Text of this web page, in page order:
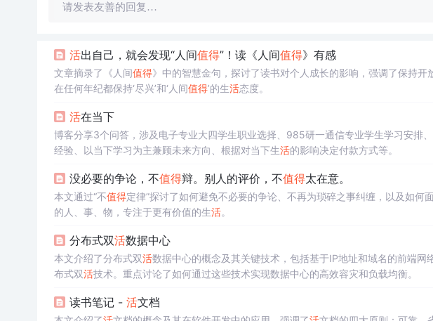
请发表友善的回复…
活出自己，就会发现“人间值得”！读《人间值得》有感
文章摘录了《人间值得》中的智慧金句，探讨了读书对个人成长的影响，强调了保持开
在任何年纪都保持‘尽兴’和‘人间值得’的生活态度。
活在当下
博客分享3个问答，涉及电子专业大四学生职业选择、985研一通信专业学生学习安排
经验、以当下学习为主兼顾未来方向、根据对当下生活的影响决定付款方式等。
没必要的争论，不值得辩。别人的评价，不值得太在意。
本文通过“不值得定律”探讨了如何避免不必要的争论、不再为琐碎之事纠缠，以及如何
的人、事、物，专注于更有价值的生活。
分布式双活数据中心
本文介绍了分布式双活数据中心的概念及其关键技术，包括基于IP地址和域名的前端网
布式双活技术。重点讨论了如何通过这些技术实现数据中心的高效容灾和负载均衡。
读书笔记 - 活文档